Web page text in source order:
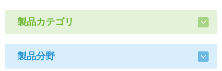
製品カテゴリ
製品分野